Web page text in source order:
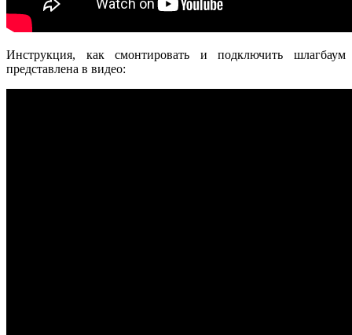
Инструкция, как смонтировать и подключить шлагбаум
представлена в видео: